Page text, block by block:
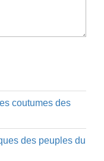
coutumes des
des peuples du